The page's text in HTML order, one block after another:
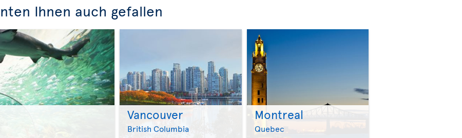
Ihnen auch gefallen
>
Vancouver
British Columbia >
Montreal
Quebec